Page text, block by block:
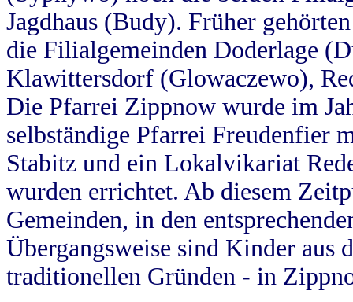
Jagdhaus (Budy). Früher
die Filialgemeinden Doderlage
Klawittersdorf (Glowaczewo),
Die Pfarrei Zippnow wurde im
selbständige Pfarrei Freudenfier
Stabitz und ein Lokalvikariat
wurden errichtet. Ab diesem
Gemeinden, in den
Übergangsweise sind Kinder aus
traditionellen Gründen - in